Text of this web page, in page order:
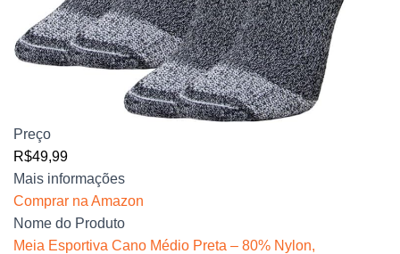
Preço
R$49,99
Mais informações
Comprar na Amazon
Nome do Produto
Meia Esportiva Cano Médio Preta – 80% Nylon,